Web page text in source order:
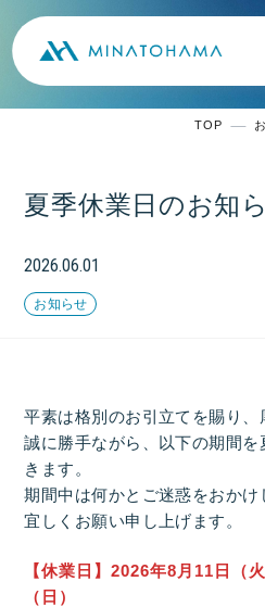
TOP
夏季休業日のお知
2026.06.01
お知らせ
平素は格別のお引立てを賜り、
誠に勝手ながら、以下の期間
きます。
期間中は何かとご迷惑をおか
宜しくお願い申し上げます。
【休業日】2026年8月11日（
（日）